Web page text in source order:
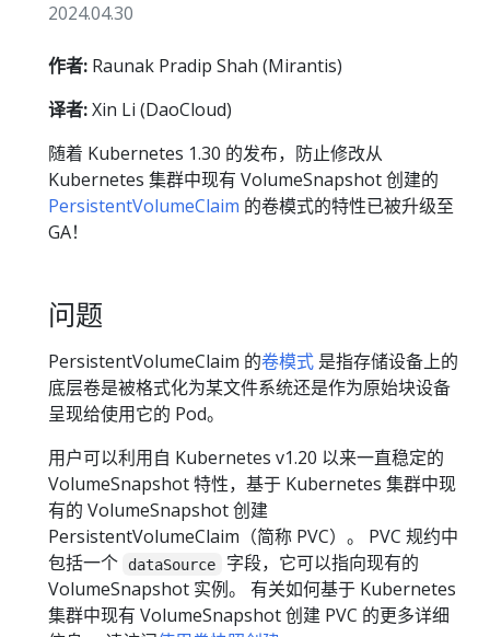
2024.04.30
作者: Raunak Pradip Shah (Mirantis)
译者:Xin Li (DaoCloud)
随着 Kubernetes 1.30 的发布，防止修改从
Kubernetes 集群中现有 VolumeSnapshot 创建的
PersistentVolumeClaim 的卷模式的特性已被升级至
GA！
问题
PersistentVolumeClaim 的卷模式 是指存储设备上的
底层卷是被格式化为某文件系统还是作为原始块设备
呈现给使用它的 Pod。
用户可以利用自 Kubernetes v1.20 以来一直稳定的
VolumeSnapshot 特性，基于 Kubernetes 集群中现
有的 VolumeSnapshot 创建
PersistentVolumeClaim（简称 PVC）。 PVC 规约中
包括一个
dataSource
字段，它可以指向现有的
VolumeSnapshot 实例。 有关如何基于 Kubernetes
集群中现有 VolumeSnapshot 创建 PVC 的更多详细